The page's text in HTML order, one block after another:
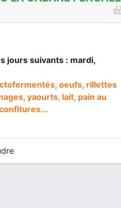
jours suivants : mardi,
oeufs, rillettes
yaourts, lait, pain au